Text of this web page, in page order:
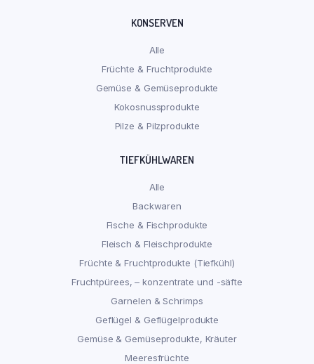
KONSERVEN
Alle
Früchte & Fruchtprodukte
Gemüse & Gemüseprodukte
Kokosnussprodukte
Pilze & Pilzprodukte
TIEFKÜHLWAREN
Alle
Backwaren
Fische & Fischprodukte
Fleisch & Fleischprodukte
Früchte & Fruchtprodukte (Tiefkühl)
Fruchtpürees, – konzentrate und -säfte
Garnelen & Schrimps
Geflügel & Geflügelprodukte
Gemüse & Gemüseprodukte, Kräuter
Meeresfrüchte